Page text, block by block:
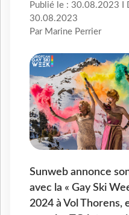
Publié le : 30.08.2023 I
30.08.2023
Par Marine Perrier
Sunweb annonce
avec la « Gay Ski
2024 à Vol Thorens,